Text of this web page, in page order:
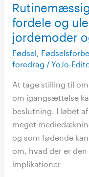
fordele og
jordemoder
Fødsel
foredrag /YoJo-
At tage stilling til
om igangsættelse
beslutning. I løbet
meget
og som fødende
om, hvad der er
implikationer
–
fordele
og
ulemper
–
jordemoder
og
forsker
Eva
Rydahl